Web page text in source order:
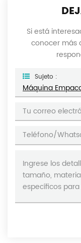
Si está
conocer más
Sujeto :